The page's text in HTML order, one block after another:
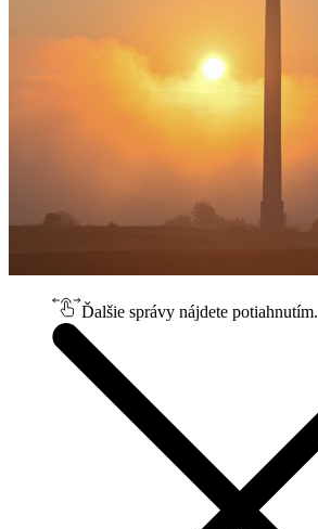
Ďalšie správy nájdete potiahnutím.